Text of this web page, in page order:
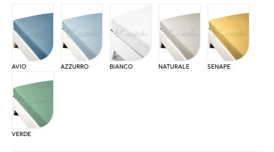
AVIO AZZURRO BIANCO NATURALE SENAPE
VERDE